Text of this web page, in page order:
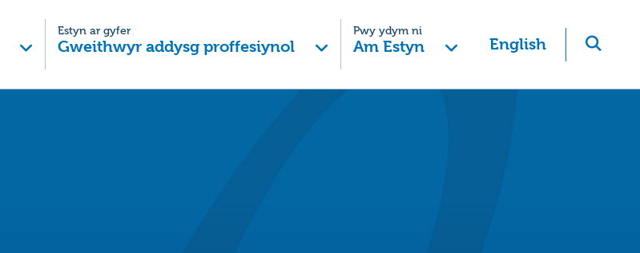
Estyn ar gyfer
Gweithwyr addysg proffesiynol
Pwy ydym ni
Am Estyn English